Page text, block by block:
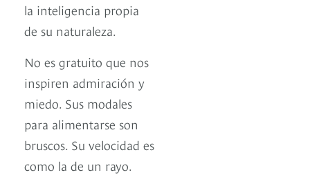
la inteligencia propia
de su naturaleza.
No es gratuito que nos
inspiren admiración y
miedo. Sus modales
para alimentarse son
bruscos. Su velocidad es
como la de un rayo.